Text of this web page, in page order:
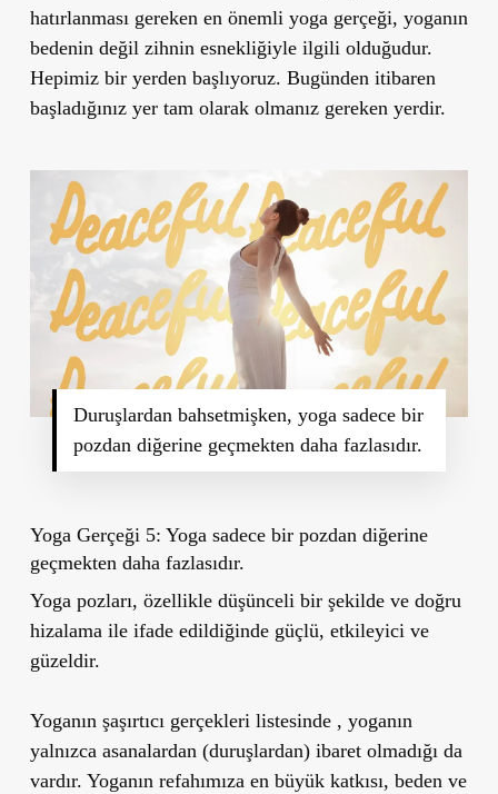
hatırlanması gereken en önemli yoga gerçeği, yoganın
bedenin değil zihnin esnekliğiyle ilgili olduğudur.
Hepimiz bir yerden başlıyoruz. Bugünden itibaren
başladığınız yer tam olarak olmanız gereken yerdir.
Duruşlardan bahsetmişken, yoga sadece bir
pozdan diğerine geçmekten daha fazlasıdır.
Yoga Gerçeği 5: Yoga sadece bir pozdan diğerine
geçmekten daha fazlasıdır.
Yoga pozları, özellikle düşünceli bir şekilde ve doğru
hizalama ile ifade edildiğinde güçlü, etkileyici ve
güzeldir.
Yoganın şaşırtıcı gerçekleri listesinde , yoganın
yalnızca asanalardan (duruşlardan) ibaret olmadığı da
vardır. Yoganın refahımıza en büyük katkısı, beden ve